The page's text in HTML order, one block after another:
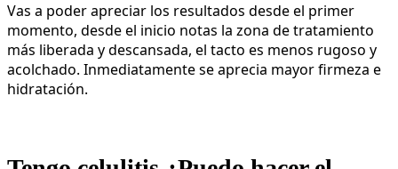
Vas a poder apreciar los resultados desde el primer
momento, desde el inicio notas la zona de tratamiento
más liberada y descansada, el tacto es menos rugoso y
acolchado. Inmediatamente se aprecia mayor firmeza e
hidratación.